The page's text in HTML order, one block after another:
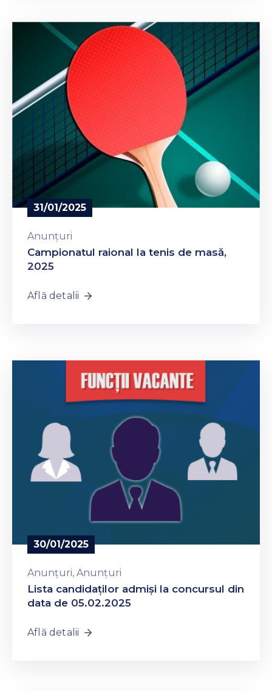
31/01/2025
Anunțuri
Campionatul raional la tenis de masă,
2025
Află detalii
30/01/2025
Anunțuri‚ Anunțuri
Lista candidaţilor admişi la concursul din
data de 05.02.2025
Află detalii